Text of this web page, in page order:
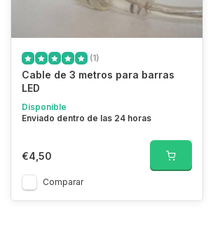
(1)
Cable de 3 metros para barras
LED
Disponible
Enviado dentro de las 24 horas
€4,50
Comparar